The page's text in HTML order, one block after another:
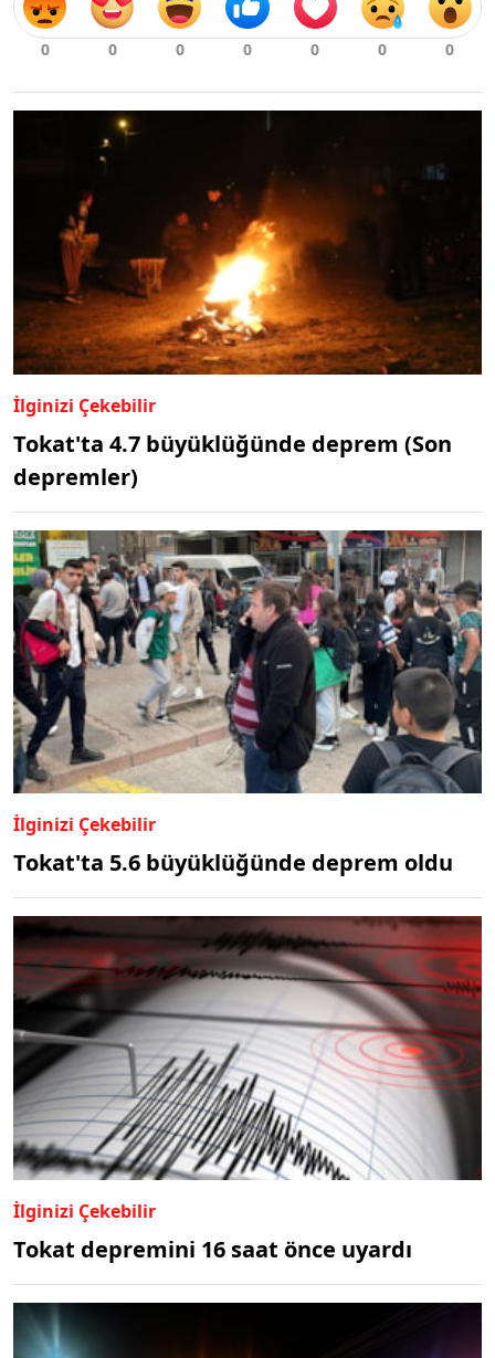
İlginizi Çekebilir
Tokat'ta 4.7 büyüklüğünde deprem (Son
depremler)
İlginizi Çekebilir
Tokat'ta 5.6 büyüklüğünde deprem oldu
İlginizi Çekebilir
Tokat depremini 16 saat önce uyardı